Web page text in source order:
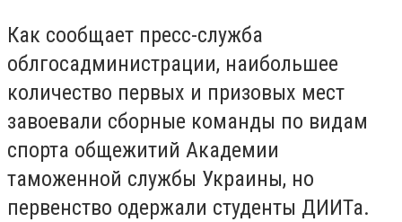
Как сообщает пресс-служба
облгосадминистрации, наибольшее
количество первых и призовых мест
завоевали сборные команды по видам
спорта общежитий Академии
таможенной службы Украины, но
первенство одержали студенты ДИИТа.